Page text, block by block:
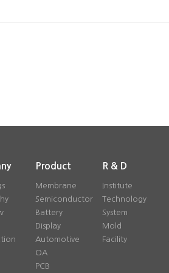
Product
Membrane
Semiconductor
Battery
Display
Automotive
OA
PCB
R & D
Institute
Technology
System
Mold
Facility